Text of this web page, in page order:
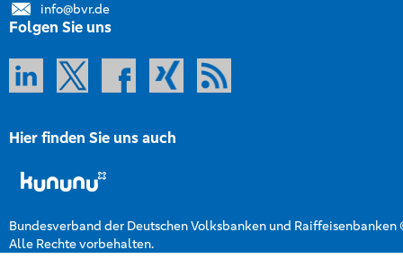
info@bvr.de
Folgen Sie uns
Hier finden Sie uns auch
Bundesverband der Deutschen Volksbanken und Raiffeisenbanken
Alle Rechte vorbehalten.